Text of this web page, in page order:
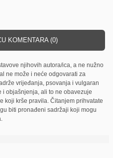
KOMENTARA (0)
njihovih autora/ica, a ne nužno
ne može i neće odgovarati za
vrijeđanja, psovanja i vulgaran
objašnjenja, ali to ne obavezuje
koji krše pravila. Čitanjem prihvatate
biti pronađeni sadržaji koji mogu